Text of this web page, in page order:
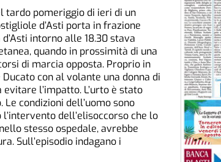
tardo pomeriggio di ieri di un
d’Asti porta in frazione
intorno alle 18.30 stava
quando in prossimità di una
di marcia opposta. Proprio in
con al volante una donna di
l’impatto. L’urto è stato
condizioni dell’uomo sono
dell’elisoccorso che lo
stesso ospedale, avrebbe
Sull’episodio indagano i